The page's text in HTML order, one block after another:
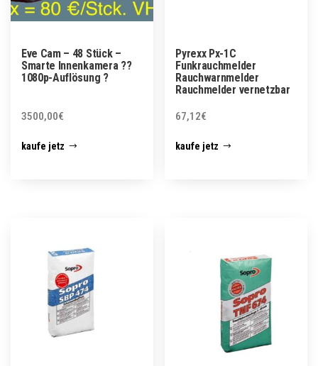
Eve Cam – 48 Stück –
Smarte Innenkamera ??
1080p-Auflösung ?
3500,00€
kaufe jetz
Pyrexx Px-1C
Funkrauchmelder
Rauchwarnmelder
Rauchmelder vernetzbar
67,12€
kaufe jetz